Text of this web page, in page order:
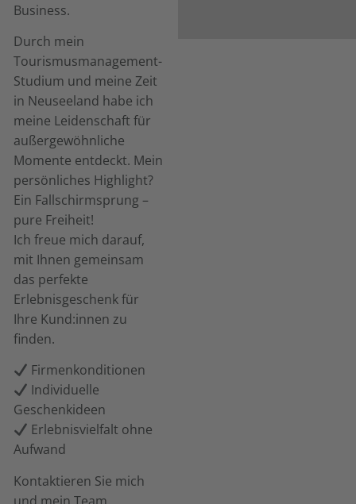
Business.
Durch mein
Tourismusmanagement-
Studium und meine Zeit
in Neuseeland habe ich
meine Leidenschaft für
außergewöhnliche
Momente entdeckt. Mein
persönliches Highlight?
Ein Fallschirmsprung –
pure Freiheit!
Ich freue mich darauf,
mit Ihnen gemeinsam
das perfekte
Erlebnisgeschenk für
Ihre Kund:innen zu
finden.
Firmenkonditionen
Individuelle
Geschenkideen
Erlebnisvielfalt ohne
Aufwand
Kontaktieren Sie mich